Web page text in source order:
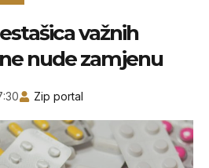
važnih
nude zamjenu
Zip portal